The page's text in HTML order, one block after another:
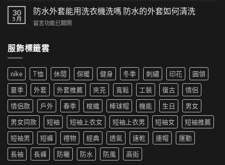
街
風
來
尚
革
新〉
中
時
工
短
褲
為
夏
季
新
寵〉
中
夫
帽
如
搭|
生
穿
搭
推
薦|
女
生
穿
推
薦〉
中
30
5 月
防水外套能用洗衣機洗嗎 防水的外套如何清洗
在
外
用
洗
衣
機
嗎
防
水
外
套
留言功能已關閉
服飾標籤雲
nike T恤 休閒 保暖 健身 冬季 刺繡 印花
圓領
夏季
外套 外套推薦 夾克 寬鬆 工裝 復古
情侶
情侶款
戶外 春季 梭織 棒球帽 機能 生日
男女
男女同款
短袖 短袖上衣女 短袖上衣男 短袖女
短袖推薦
短袖男
短褲 禮物 經典 透氣 速乾 連帽
運動
長袖
長褲 防曬 防水 防風 高街